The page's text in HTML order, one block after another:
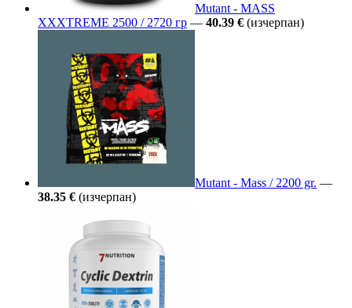
Mutant - MASS
XXXTREME 2500 / 2720 гр — 40.39 € (изчерпан)
Mutant - Mass / 2200 gr. —
38.35 € (изчерпан)